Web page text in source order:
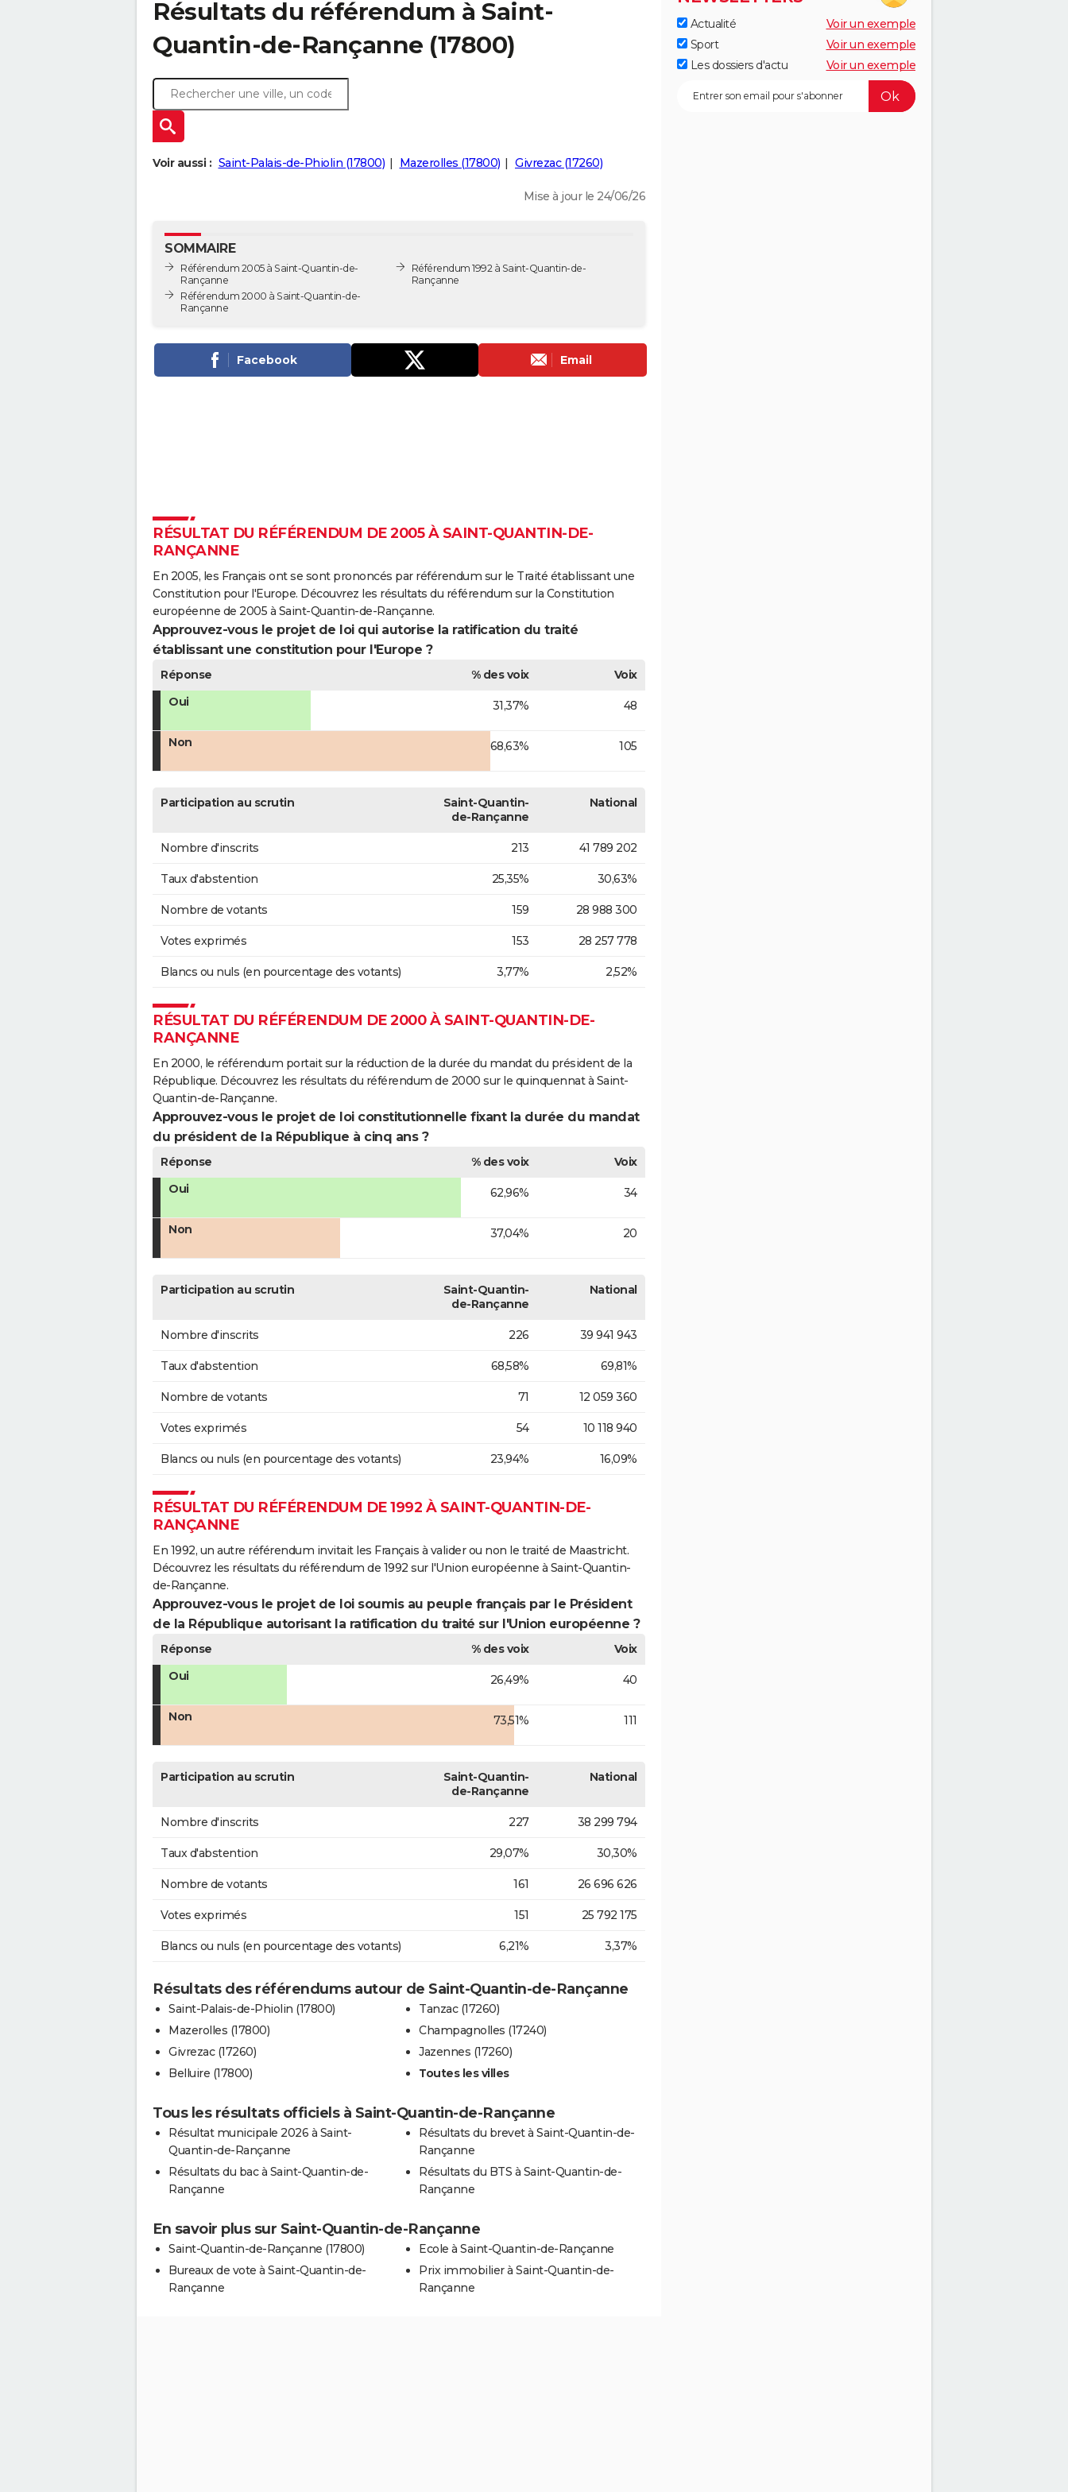
Résultats du référendum à Saint-
Quantin-de-Rançanne (17800)
Voir aussi : Saint-Palais-de-Phiolin (17800) Mazerolles (17800) Givrezac (17260)
Mise à jour le 24/06/26
SOMMAIRE
Référendum 2005 à Saint-Quantin-de-
Rançanne
Référendum 2000 à Saint-Quantin-de-
Rançanne
Référendum 1992 à Saint-Quantin-de-
Rançanne
Facebook Email
RÉSULTAT DU RÉFÉRENDUM DE 2005 À SAINT-QUANTIN-DE-
RANÇANNE
En 2005, les Français ont se sont prononcés par référendum sur le Traité établissant une
Constitution pour l'Europe. Découvrez les résultats du référendum sur la Constitution
européenne de 2005 à Saint-Quantin-de-Rançanne.
Approuvez-vous le projet de loi qui autorise la ratification du traité
établissant une constitution pour l'Europe ?
Réponse % des voix
Voix
Oui
31,37% 48
Non 68,63% 105
Participation au scrutin
Saint-Quantin-
de-Rançanne
National
Nombre d'inscrits 213 41 789 202
Taux d'abstention 25,35% 30,63%
Nombre de votants 159 28 988 300
Votes exprimés 153 28 257 778
Blancs ou nuls (en pourcentage des votants) 3,77% 2,52%
RÉSULTAT DU RÉFÉRENDUM DE 2000 À SAINT-QUANTIN-DE-
RANÇANNE
En 2000, le référendum portait sur la réduction de la durée du mandat du président de la
République. Découvrez les résultats du référendum de 2000 sur le quinquennat à Saint-
Quantin-de-Rançanne.
Approuvez-vous le projet de loi constitutionnelle fixant la durée du mandat
du président de la République à cinq ans ?
Réponse % des voix
Voix
Oui
62,96% 34
Non 37,04% 20
Participation au scrutin
Saint-Quantin-
de-Rançanne
National
Nombre d'inscrits 226 39 941 943
Taux d'abstention 68,58% 69,81%
Nombre de votants 71 12 059 360
Votes exprimés 54 10 118 940
Blancs ou nuls (en pourcentage des votants) 23,94% 16,09%
RÉSULTAT DU RÉFÉRENDUM DE 1992 À SAINT-QUANTIN-DE-
RANÇANNE
En 1992, un autre référendum invitait les Français à valider ou non le traité de Maastricht.
Découvrez les résultats du référendum de 1992 sur l'Union européenne à Saint-Quantin-
de-Rançanne.
Approuvez-vous le projet de loi soumis au peuple français par le Président
de la République autorisant la ratification du traité sur l'Union européenne ?
Réponse % des voix
Voix
Oui
26,49% 40
Non 73,51% 111
Participation au scrutin
Saint-Quantin-
de-Rançanne
National
Nombre d'inscrits 227 38 299 794
Taux d'abstention 29,07% 30,30%
Nombre de votants 161 26 696 626
Votes exprimés 151 25 792 175
Blancs ou nuls (en pourcentage des votants) 6,21% 3,37%
Résultats des référendums autour de Saint-Quantin-de-Rançanne
Saint-Palais-de-Phiolin (17800)
Mazerolles (17800)
Givrezac (17260)
Belluire (17800)
Tanzac (17260)
Champagnolles (17240)
Jazennes (17260)
Toutes les villes
Tous les résultats officiels à Saint-Quantin-de-Rançanne
Résultat municipale 2026 à Saint-
Quantin-de-Rançanne
Résultats du bac à Saint-Quantin-de-
Rançanne
Résultats du brevet à Saint-Quantin-de-
Rançanne
Résultats du BTS à Saint-Quantin-de-
Rançanne
En savoir plus sur Saint-Quantin-de-Rançanne
Saint-Quantin-de-Rançanne (17800)
Bureaux de vote à Saint-Quantin-de-
Rançanne
Ecole à Saint-Quantin-de-Rançanne
Prix immobilier à Saint-Quantin-de-
Rançanne
Actualité
Voir un exemple
Sport
Voir un exemple
Les dossiers d'actu
Voir un exemple